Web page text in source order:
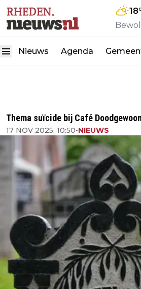
18
Nieuws Agenda
Thema suïcide bij Café
17 NOV 2025, 10:50•NIEUWS